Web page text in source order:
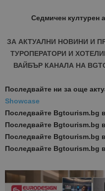
Седмичен
ЗА АКТУАЛНИ НОВИНИ И
ТУРОПЕРАТОРИ И
ВАЙБЪР КАНАЛА НА
Последвайте ни за още
Showcase
Последвайте Bgtourism.bg
Последвайте Bgtourism.bg в
Последвайте Bgtourism.bg
Последвайте Bgtourism.bg в